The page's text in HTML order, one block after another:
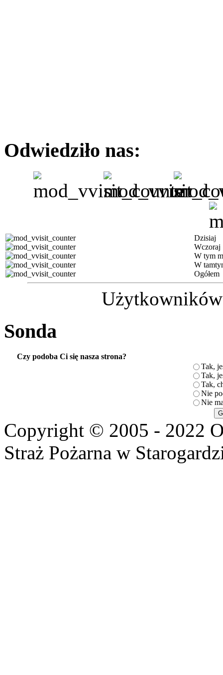
Odwiedziło nas:
Dzisiaj
Wczoraj
W tym
W
Ogółem
Sonda
Czy podoba Ci się nasza strona?
Tak,
Tak,
Tak,
Nie
Nie
Copyright © 2005 - 2022
Straż Pożarna w